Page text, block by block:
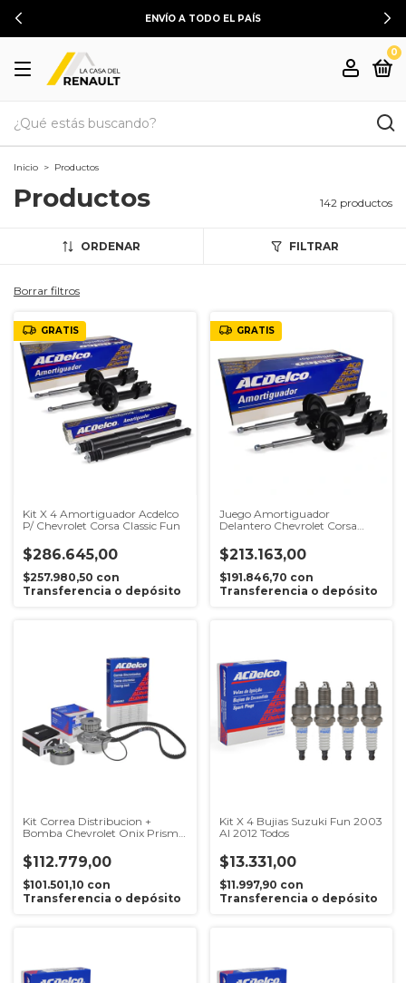
ENVÍO A TODO EL PAÍS
0
Inicio > Productos
Productos 142 productos
ORDENAR FILTRAR
Borrar filtros
GRATIS
Kit X 4 Amortiguador Acdelco
P/ Chevrolet Corsa Classic Fun
$286.645,00
$257.980,50 con
Transferencia o depósito
GRATIS
Juego Amortiguador
Delantero Chevrolet Corsa
$213.163,00
$191.846,70 con
Transferencia o depósito
Kit Correa Distribucion +
Bomba Chevrolet Onix Prisma
$112.779,00
$101.501,10 con
Transferencia o depósito
Kit X 4 Bujias Suzuki Fun 2003
Al 2012 Todos
$13.331,00
$11.997,90 con
Transferencia o depósito